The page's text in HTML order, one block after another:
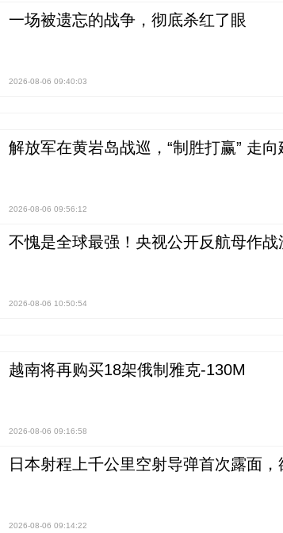
一场被遗忘的战争，彻底杀红了眼
2026-08-06 09:40:03
解放军在黄岩岛战巡，“制胜打赢” 走
2026-08-06 09:56:12
不愧是全球最强！央视公开反航母作战
2026-08-06 10:50:54
越南将再购买18架俄制雅克-130M
2026-08-06 09:16:58
日本射程上千公里空射导弹首次露面
2026-08-06 09:14:22